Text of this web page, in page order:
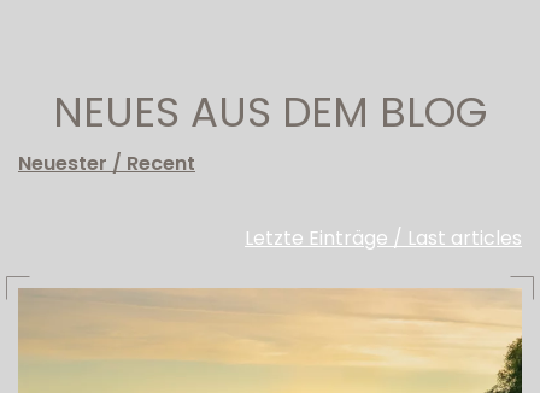
NEUES AUS DEM BLOG
Neuester / Recent
Letzte Einträge / Last articles